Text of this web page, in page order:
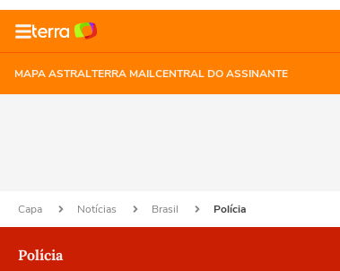
MAPA ASTRALTERRA MAILCENTRAL DO ASSINANTE
Capa Notícias Brasil Polícia
Polícia